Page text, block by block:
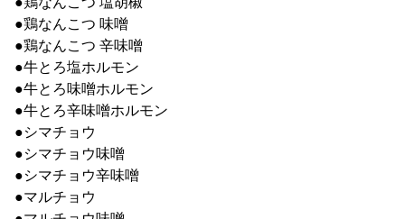
●鶏なんこつ 味噌
●鶏なんこつ 辛味噌
●牛とろ塩ホルモン
●牛とろ味噌ホルモン
●牛とろ辛味噌ホルモン
●シマチョウ
●シマチョウ味噌
●シマチョウ辛味噌
●マルチョウ